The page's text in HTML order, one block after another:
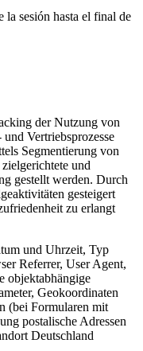
la sesión hasta el final de
der Nutzung von
Vertriebsprozesse
Segmentierung von
und
gestellt werden. Durch
gesteigert
zu erlangt
und Uhrzeit, Typ
Referrer, User Agent,
objektabhängige
Geokoordinaten
(bei Formularen mit
postalische Adressen
Deutschland